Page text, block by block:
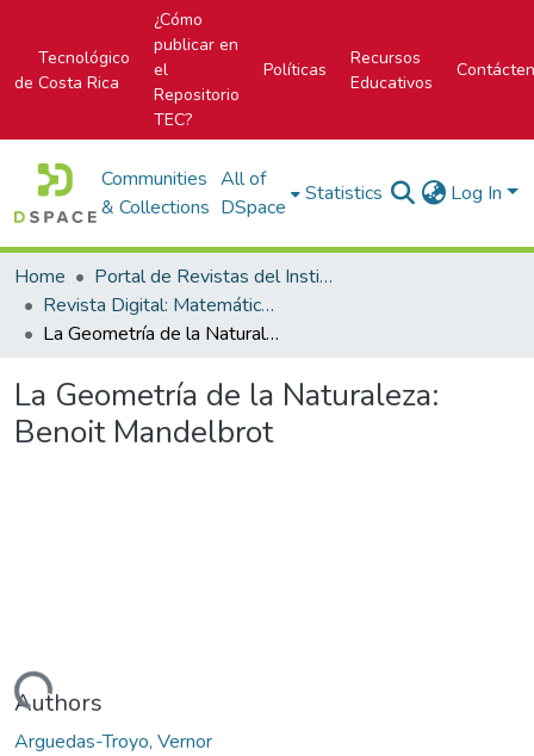
Tecnológico
de Costa Rica
¿Cómo
publicar en
el
Repositorio
TEC?
Políticas
Recursos
Educativos
Communities
& Collections
All of
DSpace
Statistics Log In
Home
Portal de Revistas del Instituto Tecnológico de Costa Rica
Revista Digital: Matemática, Educación e Internet
La Geometría de la Naturaleza: Benoit Mandelbrot
La Geometría de la Naturaleza:
Benoit Mandelbrot
Loading...
Authors
Arguedas-Troyo, Vernor